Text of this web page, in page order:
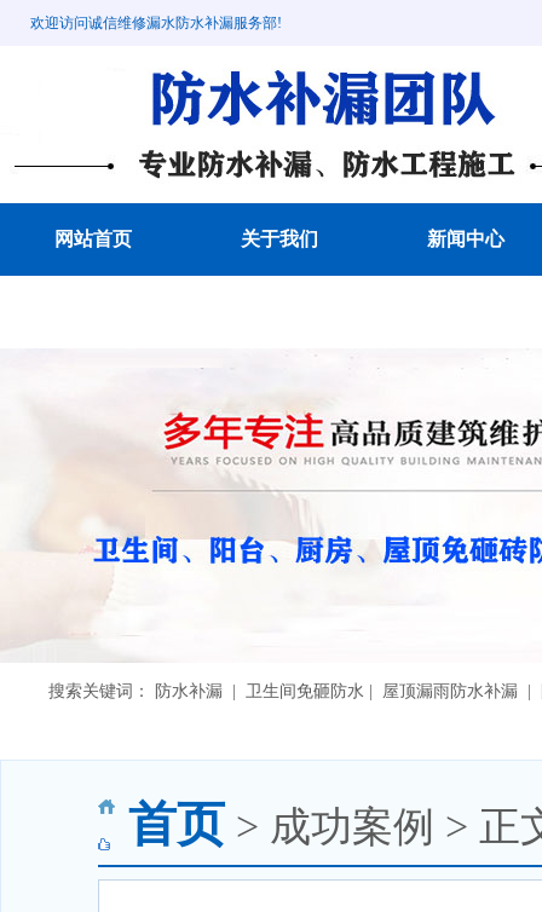
欢迎访问诚信维修漏水防水补漏服务部!
网站首页 关于我们 新闻中心
搜索关键词： 防水补漏 | 卫生间免砸防水 | 屋顶漏雨防水补漏
首页 > 成功案例 > 正